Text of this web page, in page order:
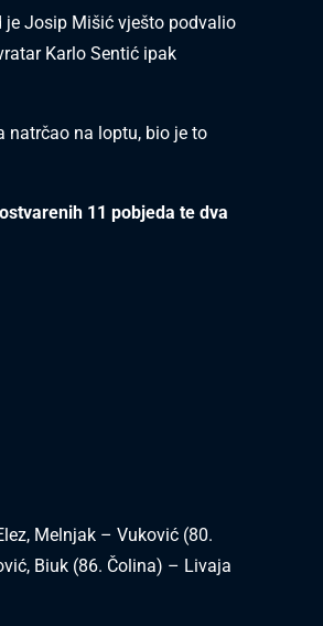
je Josip Mišić vješto podvalio
Karlo Sentić ipak
natrčao na loptu, bio je to
11 pobjeda te dva
Melnjak – Vuković (80.
Biuk (86. Čolina) – Livaja